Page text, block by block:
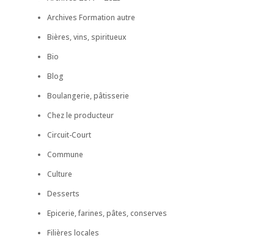
Archives Formation autre
Bières, vins, spiritueux
Bio
Blog
Boulangerie, pâtisserie
Chez le producteur
Circuit-Court
Commune
Culture
Desserts
Epicerie, farines, pâtes, conserves
Filières locales